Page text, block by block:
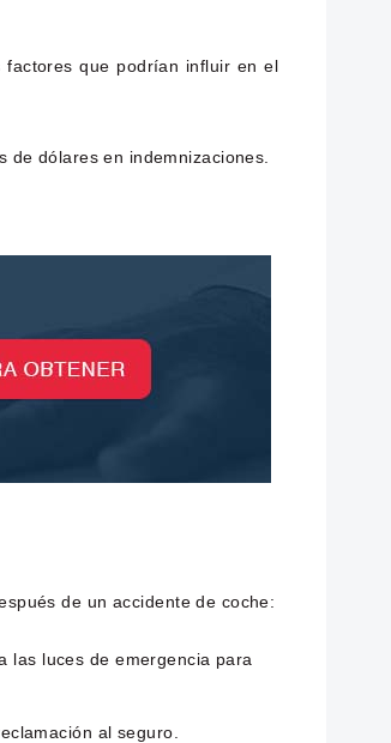
que podrían influir en el
dólares en indemnizaciones.
de un accidente de coche:
las luces de emergencia para
al seguro.